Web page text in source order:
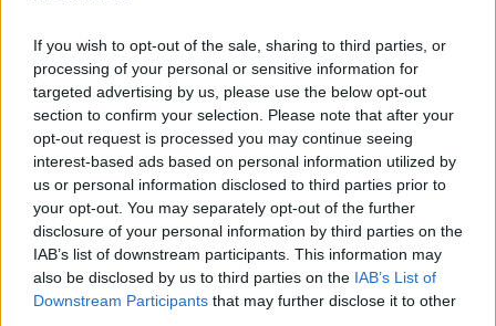
If you wish to opt-out of the sale, sharing to third parties, or
processing of your personal or sensitive information for
targeted advertising by us, please use the below opt-out
section to confirm your selection. Please note that after your
opt-out request is processed you may continue seeing
interest-based ads based on personal information utilized by
us or personal information disclosed to third parties prior to
your opt-out. You may separately opt-out of the further
disclosure of your personal information by third parties on the
IAB’s list of downstream participants. This information may
also be disclosed by us to third parties on the IAB’s List of
Downstream Participants that may further disclose it to other